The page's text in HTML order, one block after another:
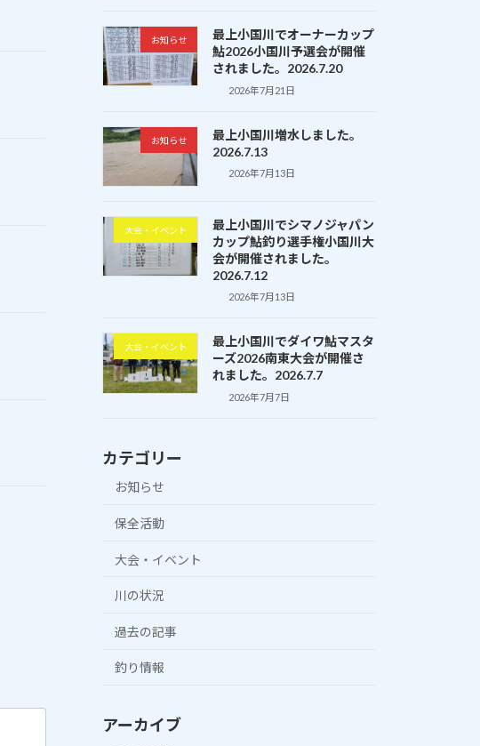
お知らせ
最上小国川でオーナーカップ
鮎2026小国川予選会が開催
されました。2026.7.20
2026年7月21日
お知らせ
最上小国川増水しました。
2026.7.13
2026年7月13日
大会・イベント
最上小国川でシマノジャパン
カップ鮎釣り選手権小国川大
会が開催されました。
2026.7.12
2026年7月13日
大会・イベント
最上小国川でダイワ鮎マスタ
ーズ2026南東大会が開催さ
れました。2026.7.7
2026年7月7日
カテゴリー
お知らせ
保全活動
大会・イベント
川の状況
過去の記事
釣り情報
アーカイブ